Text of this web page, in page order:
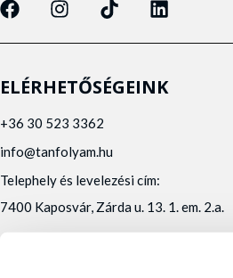
ELÉRHETŐSÉGEINK
+36 30 523 3362
info@tanfolyam.hu
Telephely és levelezési cím:
7400 Kaposvár, Zárda u. 13. 1. em. 2.a.